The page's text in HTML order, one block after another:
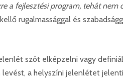
a fejlesztési program, tehát
rugalmassággal és
szót elképzelni vagy
a helyszíni jelenlétet